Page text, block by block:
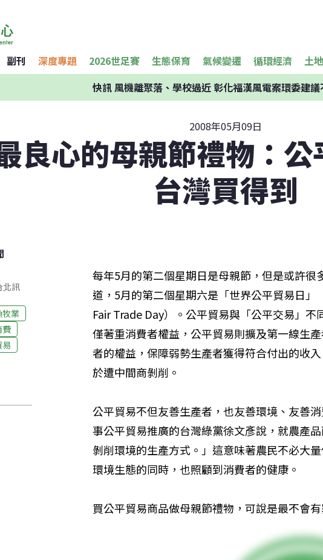
副刊 深度專題 2026世足賽 生態保育 氣候變遷 循環經濟 土
快訊風機離聚落、學校過近 彰化福漢風電案環委建
2008年05月09日
良心的母親節禮物：
台灣買得到
北訊
牧業
費
易
每年5月的第二個星期日是母親節，但是或許很
道，5月的第二個星期六是「世界公平貿易日」
Fair Trade Day）。公平貿易與「公平交易」不
僅著重消費者權益，公平貿易則擴及第一線生
者的權益，保障弱勢生產者獲得符合付出的收
於遭中間商剝削。
公平貿易不但友善生產者，也友善環境、友善
事公平貿易推廣的台灣綠黨徐文彥說，就農產
剝削環境的生產方式。」這意味著農民不必大
環境生態的同時，也照顧到消費者的健康。
買公平貿易商品做母親節禮物，可說是最不會